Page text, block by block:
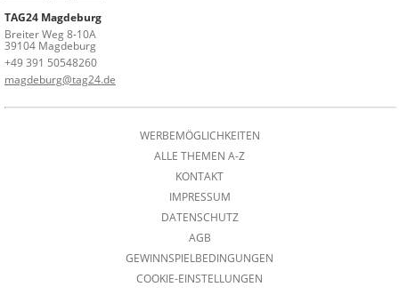
TAG24 Magdeburg
Breiter Weg 8-10A
39104 Magdeburg
+49 391 50548260
magdeburg@tag24.de
WERBEMÖGLICHKEITEN
ALLE THEMEN A-Z
KONTAKT
IMPRESSUM
DATENSCHUTZ
AGB
GEWINNSPIELBEDINGUNGEN
COOKIE-EINSTELLUNGEN